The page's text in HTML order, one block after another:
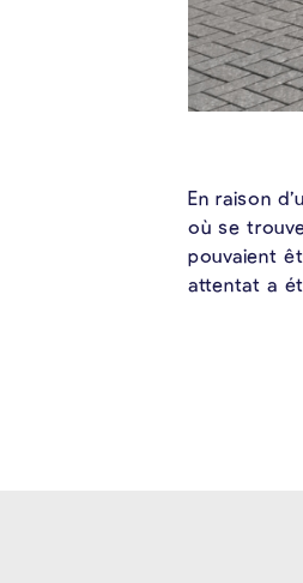
En raison
où se
pouvaient
attentat a